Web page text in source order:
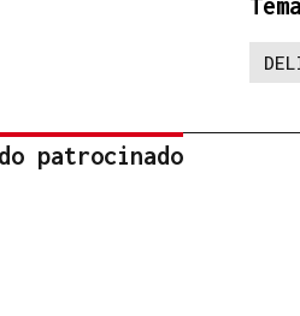
patrocinado